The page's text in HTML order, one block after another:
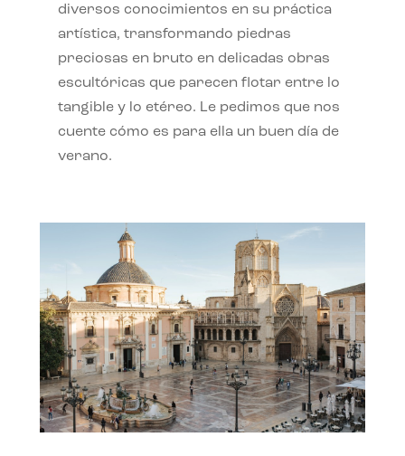
diversos conocimientos en su práctica
artística, transformando piedras
preciosas en bruto en delicadas obras
escultóricas que parecen flotar entre lo
tangible y lo etéreo. Le pedimos que nos
cuente cómo es para ella un buen día de
verano.